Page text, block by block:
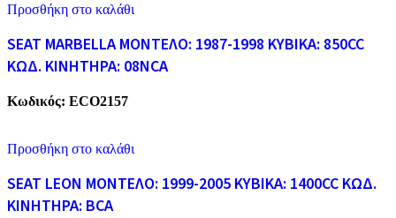
Προσθήκη στο καλάθι
SEAT MARBELLA ΜΟΝΤΕΛΟ: 1987-1998 ΚΥΒΙΚΑ: 850CC
ΚΩΔ. ΚΙΝΗΤΗΡΑ: 08NCA
Κωδικός: ECO2157
Προσθήκη στο καλάθι
SEAT LEON ΜΟΝΤΕΛΟ: 1999-2005 ΚΥΒΙΚΑ: 1400CC ΚΩΔ.
ΚΙΝΗΤΗΡΑ: BCA